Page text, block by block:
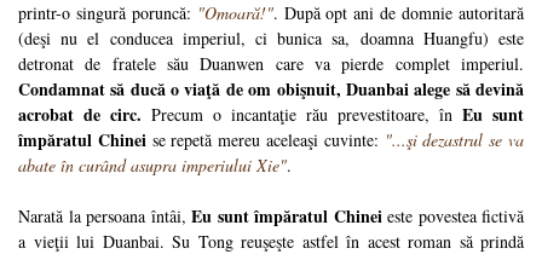
printr-o singură poruncă: "Omoară!". După opt ani de domnie autoritară
(deşi nu el conducea imperiul, ci bunica sa, doamna Huangfu) este
detronat de fratele său Duanwen care va pierde complet imperiul.
Condamnat să ducă o viaţă de om obişnuit, Duanbai alege să devină
acrobat de circ. Precum o incantaţie rău prevestitoare, în Eu sunt
împăratul Chineise repetă mereu aceleaşi cuvinte: "...şi dezastrul se va
abate în curând asupra imperiului Xie".
Narată la persoana întâi, Eu sunt împăratul Chineieste povestea fictivă
a vieţii lui Duanbai. Su Tong reuşeşte astfel în acest roman să prindă